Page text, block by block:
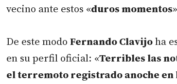
vecino ante estos «duros momentos
De este modo Fernando Clavijoha
en su perfil oficial: «Terribles las
el terremoto registrado anoche